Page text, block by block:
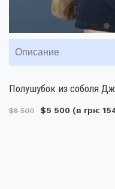
Описание
Полушубок из соболя
$8 500 $5 500 (в грн: